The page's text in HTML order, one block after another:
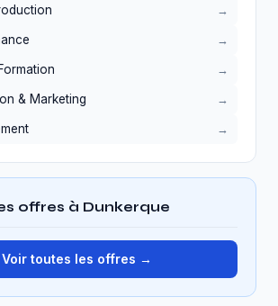
& Marketing
offres à Dunkerque
Voir toutes les offres →